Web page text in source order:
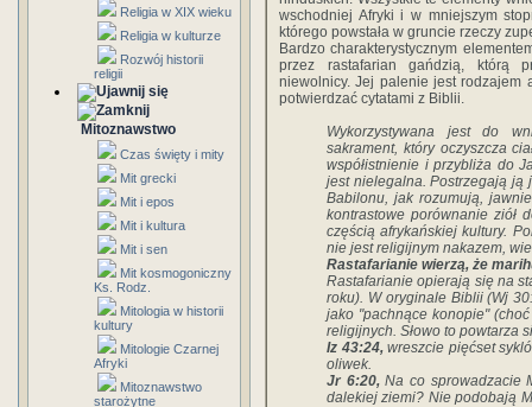
Religia w XIX wieku
Religia w kulturze
Rozwój historii
religii
Mitoznawstwo
Czas święty i mity
Mit grecki
Mit i epos
Mit i kultura
Mit i sen
Mit kosmogoniczny
Ks. Rodz.
Mitologia w historii
kultury
Mitologie Czarnej
Afryki
Mitoznawstwo
starożytne
wschodniej Afryki i w mniejszym
którego powstała w gruncie rzeczy
Bardzo charakterystycznym
przez rastafarian gańdzią, którą
niewolnicy. Jej palenie jest rodzajem
potwierdzać cytatami z Biblii.
Wykorzystywana jest do
sakrament, który oczyszcza
współistnienie i przybliża do
jest nielegalna. Postrzegają ją
Babilonu, jak rozumują,
kontrastowe porównanie ziół
częścią afrykańskiej kultury.
nie jest religijnym nakazem,
Rastafarianie wierzą, że
Rastafarianie opierają się na
roku). W oryginale Biblii (Wj
jako "pachnące konopie"
religijnych. Słowo to powtarza
Iz 43:24,wreszcie pięćset
oliwek.
Jr 6:20,Na co sprowadzacie
dalekiej ziemi? Nie podobają